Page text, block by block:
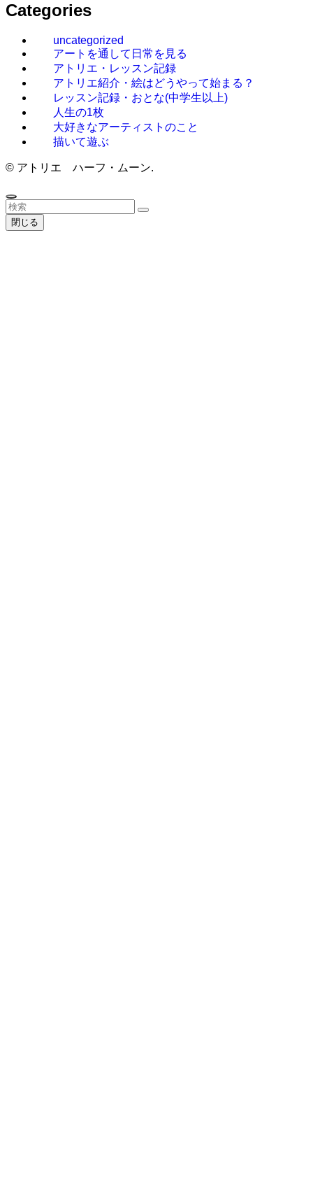
Categories
uncategorized
アートを通して日常を見る
アトリエ・レッスン記録
アトリエ紹介・絵はどうやって始まる？
レッスン記録・おとな(中学生以上)
人生の1枚
大好きなアーティストのこと
描いて遊ぶ
© アトリエ ハーフ・ムーン.
閉じる